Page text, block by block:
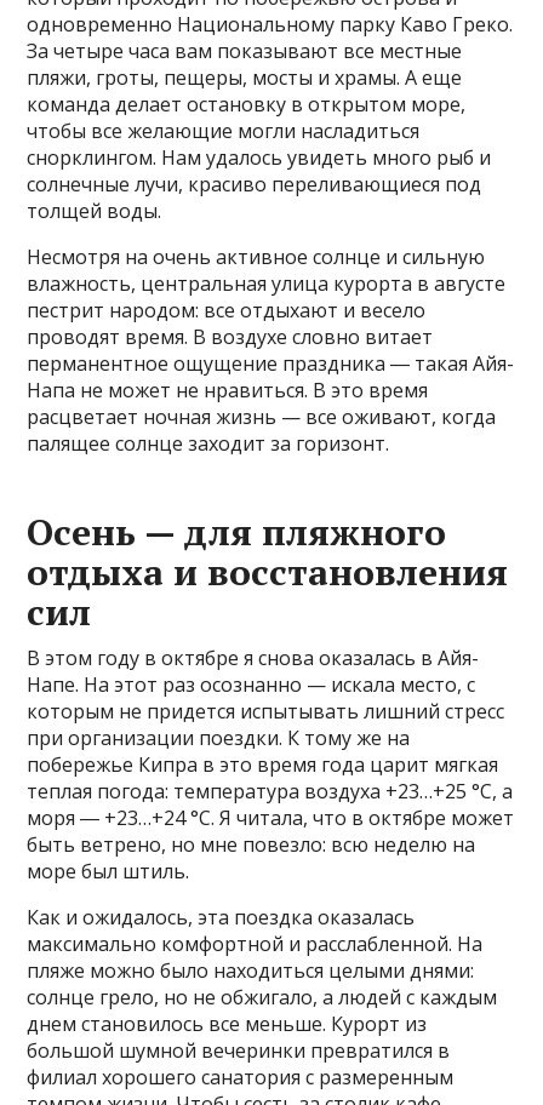
одновременно Национальному парку Каво Греко.
За четыре часа вам показывают все местные
пляжи, гроты, пещеры, мосты и храмы. А еще
команда делает остановку в открытом море,
чтобы все желающие могли насладиться
снорклингом. Нам удалось увидеть много рыб и
солнечные лучи, красиво переливающиеся под
толщей воды.
Несмотря на очень активное солнце и сильную
влажность, центральная улица курорта в августе
пестрит народом: все отдыхают и весело
проводят время. В воздухе словно витает
перманентное ощущение праздника ― такая Айя-
Напа не может не нравиться. В это время
расцветает ночная жизнь — все оживают, когда
палящее солнце заходит за горизонт.
Осень — для пляжного
отдыха и восстановления
сил
В этом году в октябре я снова оказалась в Айя-
Напе. На этот раз осознанно — искала место, с
которым не придется испытывать лишний стресс
при организации поездки. К тому же на
побережье Кипра в это время года царит мягкая
теплая погода: температура воздуха +23…+25 °C, а
моря ― +23…+24 °C. Я читала, что в октябре может
быть ветрено, но мне повезло: всю неделю на
море был штиль.
Как и ожидалось, эта поездка оказалась
максимально комфортной и расслабленной. На
пляже можно было находиться целыми днями:
солнце грело, но не обжигало, а людей с каждым
днем становилось все меньше. Курорт из
большой шумной вечеринки превратился в
филиал хорошего санатория с размеренным